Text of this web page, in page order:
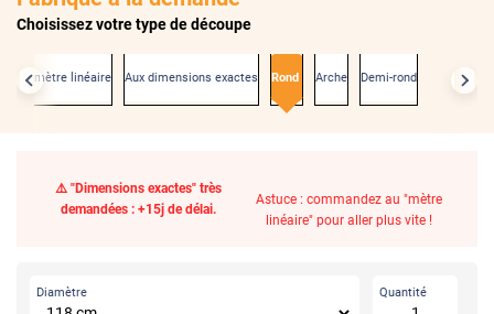
Choisissez votre type de découpe
Au mètre linéaire Aux dimensions exactes Rond Arche Demi-rond
⚠️ "Dimensions exactes" très
demandées : +15j de délai.
Astuce : commandez au "mètre
linéaire" pour aller plus vite !
Diamètre Quantité